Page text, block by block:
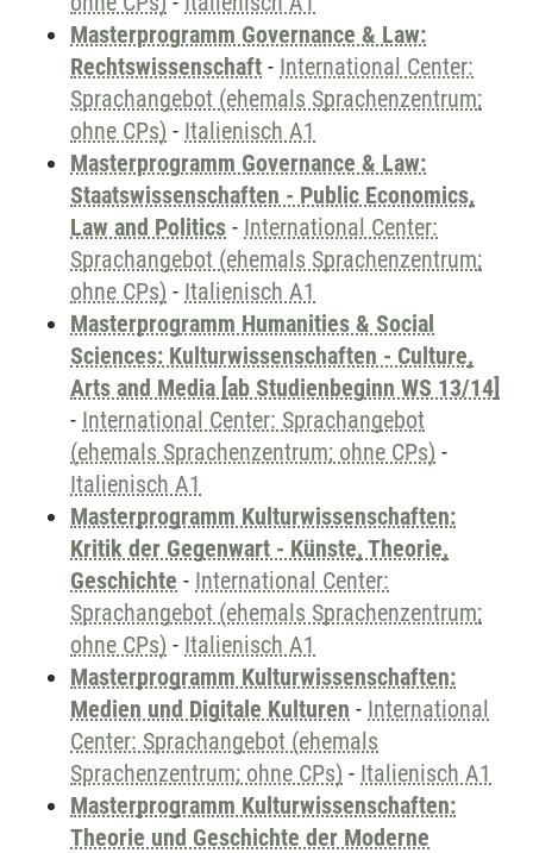
Masterprogramm Governance & Law:
Rechtswissenschaft - International Center:
Sprachangebot (ehemals Sprachenzentrum;
ohne CPs) - Italienisch A1
Masterprogramm Governance & Law:
Staatswissenschaften - Public Economics,
Law and Politics - International Center:
Sprachangebot (ehemals Sprachenzentrum;
ohne CPs) - Italienisch A1
Masterprogramm Humanities & Social
Sciences: Kulturwissenschaften - Culture,
Arts and Media [ab Studienbeginn WS 13/14]
- International Center: Sprachangebot
(ehemals Sprachenzentrum; ohne CPs) -
Italienisch A1
Masterprogramm Kulturwissenschaften:
Kritik der Gegenwart - Künste, Theorie,
Geschichte - International Center:
Sprachangebot (ehemals Sprachenzentrum;
ohne CPs) - Italienisch A1
Masterprogramm Kulturwissenschaften:
Medien und Digitale Kulturen - International
Center: Sprachangebot (ehemals
Sprachenzentrum; ohne CPs) - Italienisch A1
Masterprogramm Kulturwissenschaften:
Theorie und Geschichte der Moderne